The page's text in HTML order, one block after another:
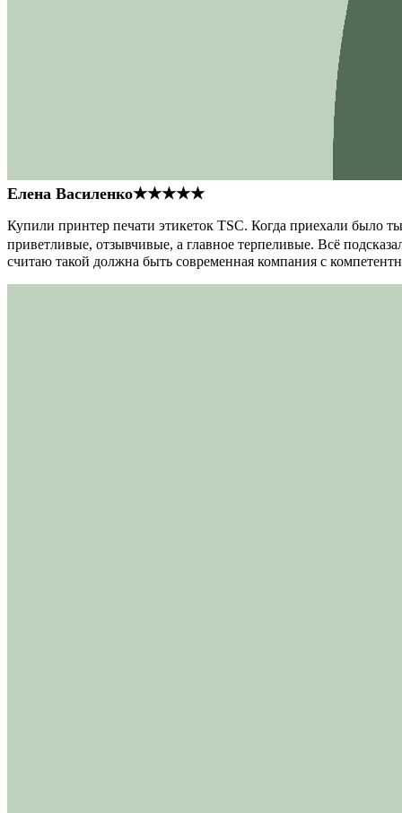
Елена Василенко★★★★★
Купили принтер печати этикеток TSC. Когда приехали было
приветливые, отзывчивые, а главное терпеливые. Всё
считаю такой должна быть современная компания с